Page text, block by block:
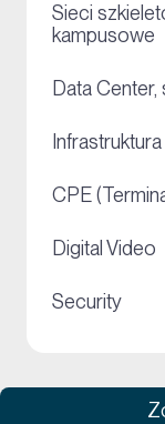
Sieci
kampusowe
Data
CPE
Digital Video
Security